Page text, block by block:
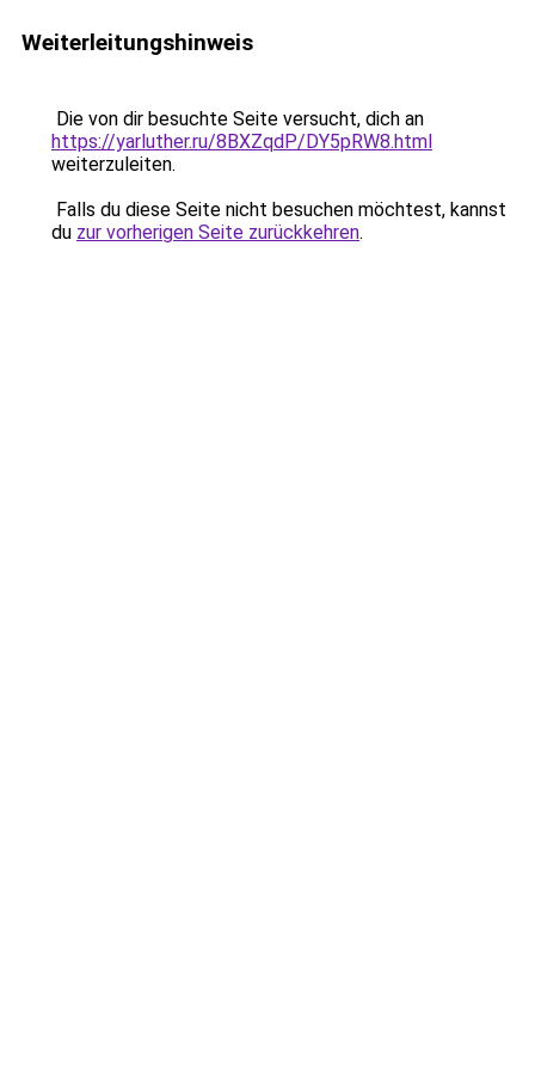
Weiterleitungshinweis
Die von dir besuchte Seite versucht, dich an
https://yarluther.ru/8BXZqdP/DY5pRW8.html
weiterzuleiten.
Falls du diese Seite nicht besuchen möchtest, kannst
du zur vorherigen Seite zurückkehren.